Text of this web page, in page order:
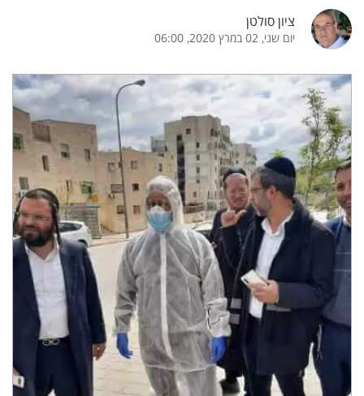
ציון סולטן
יום שני, 02 במרץ 2020, 06:00